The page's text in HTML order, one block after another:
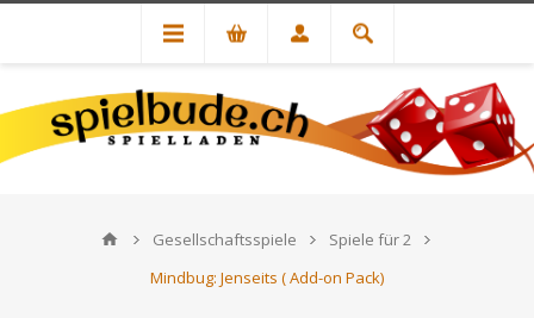
Gesellschaftsspiele
Spiele für 2
Mindbug: Jenseits ( Add-on Pack)